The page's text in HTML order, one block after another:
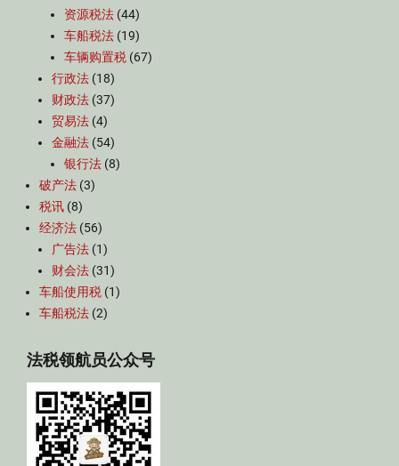
资源税法 (44)
车船税法 (19)
车辆购置税 (67)
行政法 (18)
财政法 (37)
贸易法 (4)
金融法 (54)
银行法 (8)
破产法 (3)
税讯 (8)
经济法 (56)
广告法 (1)
财会法 (31)
车船使用税 (1)
车船税法 (2)
法税领航员公众号